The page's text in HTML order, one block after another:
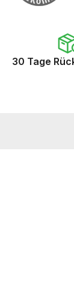
30 Tage